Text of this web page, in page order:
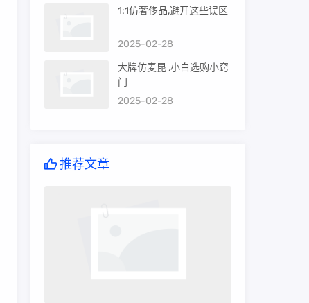
1:1仿奢侈品,避开这些误区
2025-02-28
大牌仿麦昆 ,小白选购小窍
门
2025-02-28
推荐文章